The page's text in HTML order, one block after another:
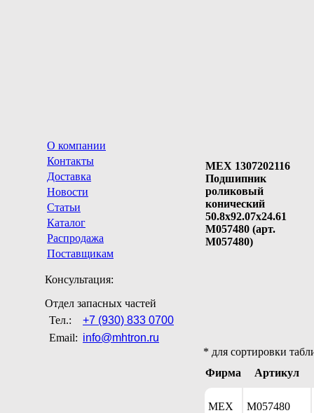
О компании
Контакты
Доставка
Новости
Статьи
Каталог
Распродажа
Поставщикам
Консультация:
Отдел запасных частей
Тел.:
+7 (930) 833 0700
Email: info@mhtron.ru
MEX 1307202116
Подшипник
роликовый
конический
50.8x92.07x24.61
M057480 (арт.
M057480)
* для сортировки
Фирма
Артикул
MEX M057480